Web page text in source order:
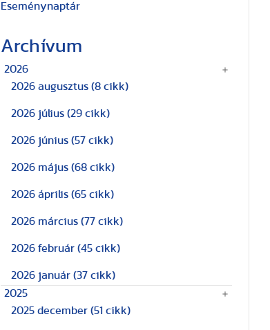
Eseménynaptár
Archívum
2026
2026 augusztus (8 cikk)
2026 július (29 cikk)
2026 június (57 cikk)
2026 május (68 cikk)
2026 április (65 cikk)
2026 március (77 cikk)
2026 február (45 cikk)
2026 január (37 cikk)
2025
2025 december (51 cikk)